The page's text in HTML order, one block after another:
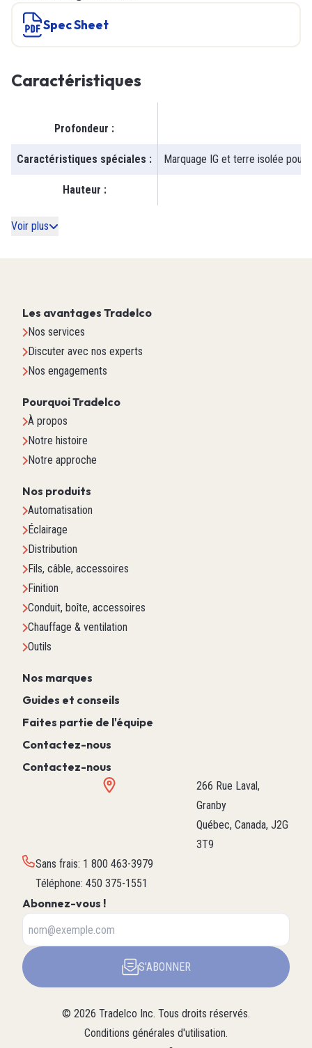
Spec Sheet
Caractéristiques
Profondeur :
Caractéristiques spéciales : Marquage IG et terre isolée
Hauteur :
Voir plus
Les avantages Tradelco
Nos services
Discuter avec nos experts
Nos engagements
Pourquoi Tradelco
À propos
Notre histoire
Notre approche
Nos produits
Automatisation
Éclairage
Distribution
Fils, câble, accessoires
Finition
Conduit, boîte, accessoires
Chauffage & ventilation
Outils
Nos marques
Guides et conseils
Faites partie de l'équipe
Contactez-nous
Contactez-nous
266 Rue Laval,
Granby
Québec, Canada, J2G
3T9
Sans frais: 1 800 463-3979
Téléphone: 450 375-1551
Abonnez-vous !
S'ABONNER
© 2026 Tradelco Inc. Tous droits réservés.
Conditions générales d'utilisation.